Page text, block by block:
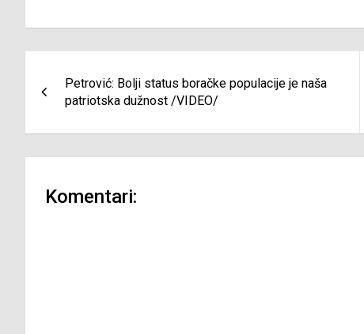
članaka
Petrović: Bolji status boračke populacije je naša
patriotska dužnost /VIDEO/
Komentari: